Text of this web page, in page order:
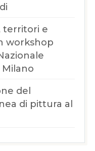
territori e
workshop
Milano
del
di pittura al